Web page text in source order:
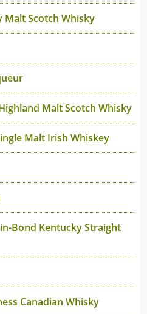
Malt Scotch Whisky
Malt Scotch Whisky
Malt Irish Whiskey
Bond Kentucky Straight
Canadian Whisky